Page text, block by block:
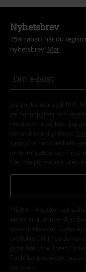
Nyhetsbrev
15% rabatt när du
nyhetsbrev! Mer
Jag godkänner att E.M.P.
personuppgifter och
om deras produkter. Jag
behandlas enligt deras
samtycke när som helst
prenumeration som finns
Här kan jag avsluta
*Gäller i 4 veckor och
andra erbjudanden/
löses in i kassan. Gäller ej
produkter, (Till)
produkter, Die Toten
Fischfilet-produkter,
donation.